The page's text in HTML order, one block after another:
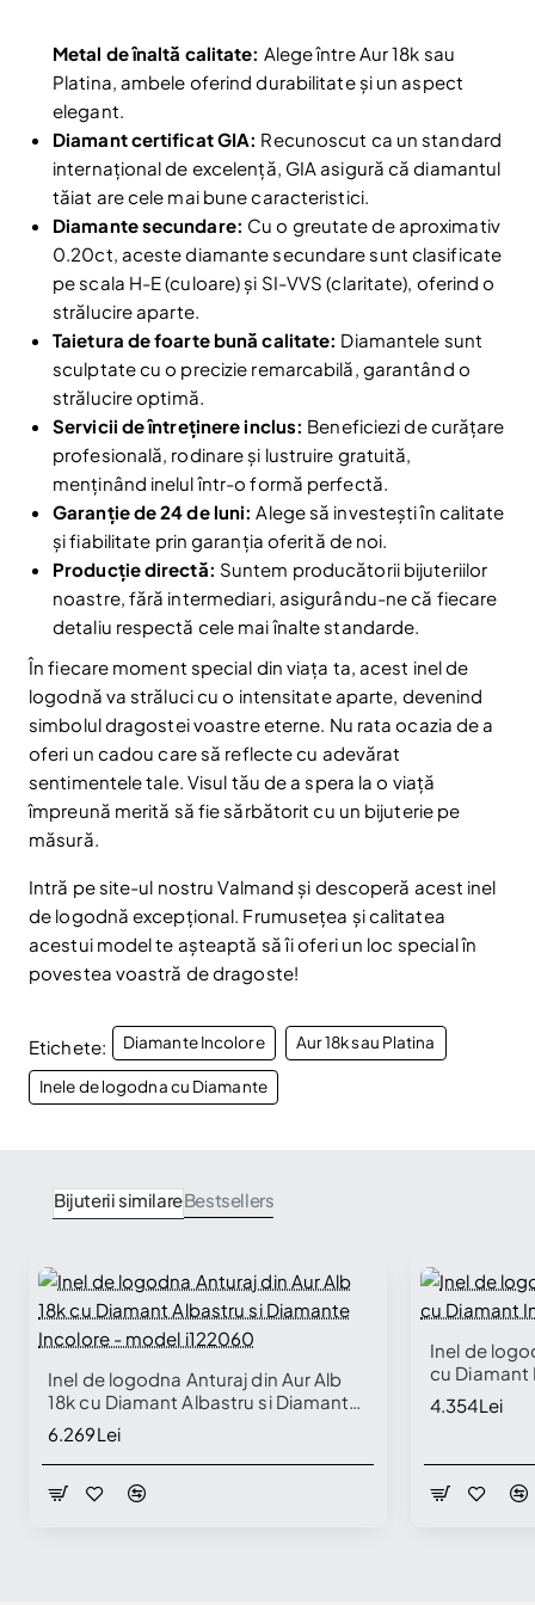
Reduceri și noutăți doar pentru abonați
Fii la curent cu noutățile și promoțiile abonându-te
la newsletter-ul nostru.
Email
Am citit și sunt de acord cu
Nu mai afișa.
Metal de înaltă calitate: Alege între Aur 18k sau
Platina, ambele oferind durabilitate și un aspect
elegant.
Diamant certificat GIA: Recunoscut ca un standard
internațional de excelență, GIA asigură că diamantul
tăiat are cele mai bune caracteristici.
Diamante secundare: Cu o greutate de aproximativ
0.20ct, aceste diamante secundare sunt clasificate
pe scala H-E (culoare) și SI-VVS (claritate), oferind o
strălucire aparte.
Taietura de foarte bună calitate: Diamantele sunt
sculptate cu o precizie remarcabilă, garantând o
strălucire optimă.
Servicii de întreținere inclus: Beneficiezi de curățare
profesională, rodinare și lustruire gratuită,
menținând inelul într-o formă perfectă.
Garanție de 24 de luni: Alege să investești în calitate
și fiabilitate prin garanția oferită de noi.
Producție directă: Suntem producătorii bijuteriilor
noastre, fără intermediari, asigurându-ne că fiecare
detaliu respectă cele mai înalte standarde.
În fiecare moment special din viața ta, acest inel de
logodnă va străluci cu o intensitate aparte, devenind
simbolul dragostei voastre eterne. Nu rata ocazia de a
oferi un cadou care să reflecte cu adevărat
sentimentele tale. Visul tău de a spera la o viață
împreună merită să fie sărbătorit cu un bijuterie pe
măsură.
Intră pe site-ul nostru Valmand și descoperă acest inel
de logodnă excepțional. Frumusețea și calitatea
acestui model te așteaptă să îi oferi un loc special în
povestea voastră de dragoste!
Etichete: Diamante Incolore Aur 18k sau Platina
Inele de logodna cu Diamante
Bijuterii similareBestsellers
Inel de logodna Anturaj din Aur Alb
18k cu Diamant Albastru si Diamante
Incolore - model i122060
6.269Lei
Inel de
cu Diamant
4.354Lei